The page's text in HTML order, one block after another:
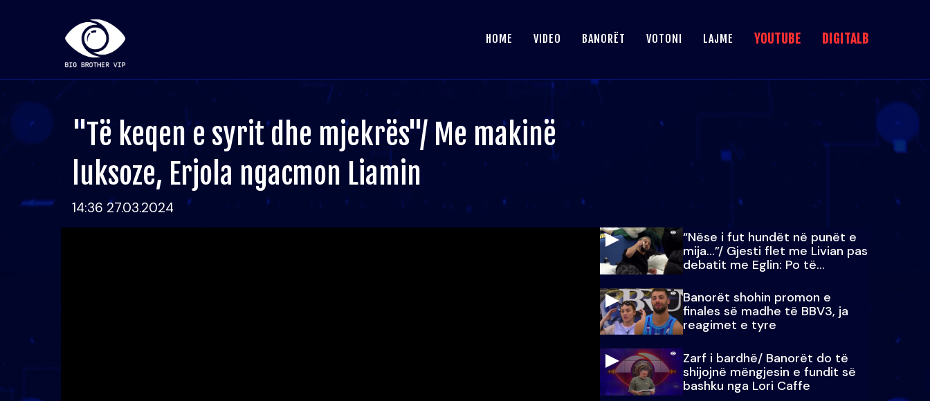
HOME VIDEO BANORËT VOTONI LAJME YOUTUBE DIGITALB
"Të keqen e syrit dhe mjekrës"/ Me makinë
luksoze, Erjola ngacmon Liamin
14:36 27.03.2024
“Nëse i fut hundët në punët e
mija…”/ Gjesti flet me Livian pas
debatit me Eglin: Po të
paralajmëroj
Banorët shohin promon e
finales së madhe të BBV3, ja
reagimet e tyre
Zarf i bardhë/ Banorët do të
shijojnë mëngjesin e fundit së
bashku nga Lori Caffe